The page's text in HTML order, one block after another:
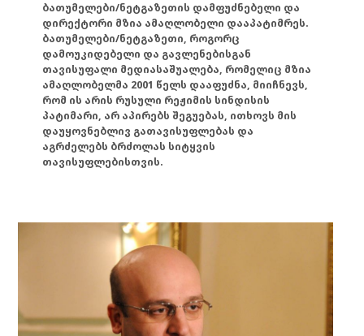
ბათუმელები/ნეტგაზეთის დამფუძნებელი და
დირექტორი მზია ამაღლობელი დააპატიმრეს.
ბათუმელები/ნეტგაზეთი, როგორც
დამოუკიდებელი და გავლენებისგან
თავისუფალი მედიასაშუალება, რომელიც მზია
ამაღლობელმა 2001 წელს დააფუძნა, მიიჩნევს,
რომ ის არის რუსული რეჟიმის სინდისის
პატიმარი, არ აპირებს შეგუებას, ითხოვს მის
დაუყოვნებლივ გათავისუფლებას და
აგრძელებს ბრძოლას სიტყვის
თავისუფლებისთვის.